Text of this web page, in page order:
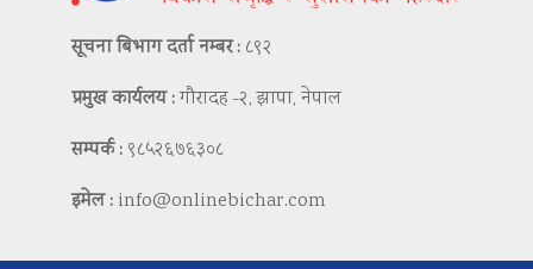
सूचना बिभाग दर्ता नम्बर : ८९२
प्रमुख कार्यलय :गौरादह -२, झापा, नेपाल
सम्पर्क : ९८५२६७६३०८
इमेल : info@onlinebichar.com